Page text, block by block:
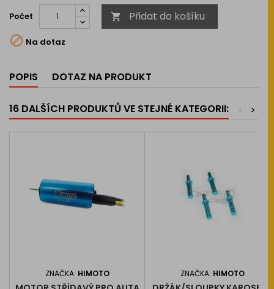
Počet  Přidat do košíku
 Na dotaz
POPIS DOTAZ NA PRODUKT
16 DALŠÍCH PRODUKTŮ VE STEJNÉ KATEGORII: >
<
ZNAČKA: HIMOTO ZNAČKA: HIMOTO